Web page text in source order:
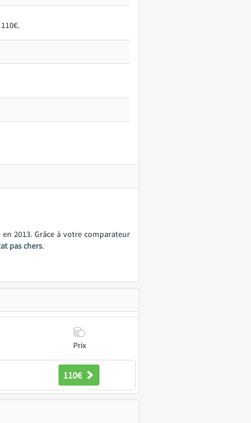
2013. Grâce à votre comparateur
pas chers.
Prix
110€